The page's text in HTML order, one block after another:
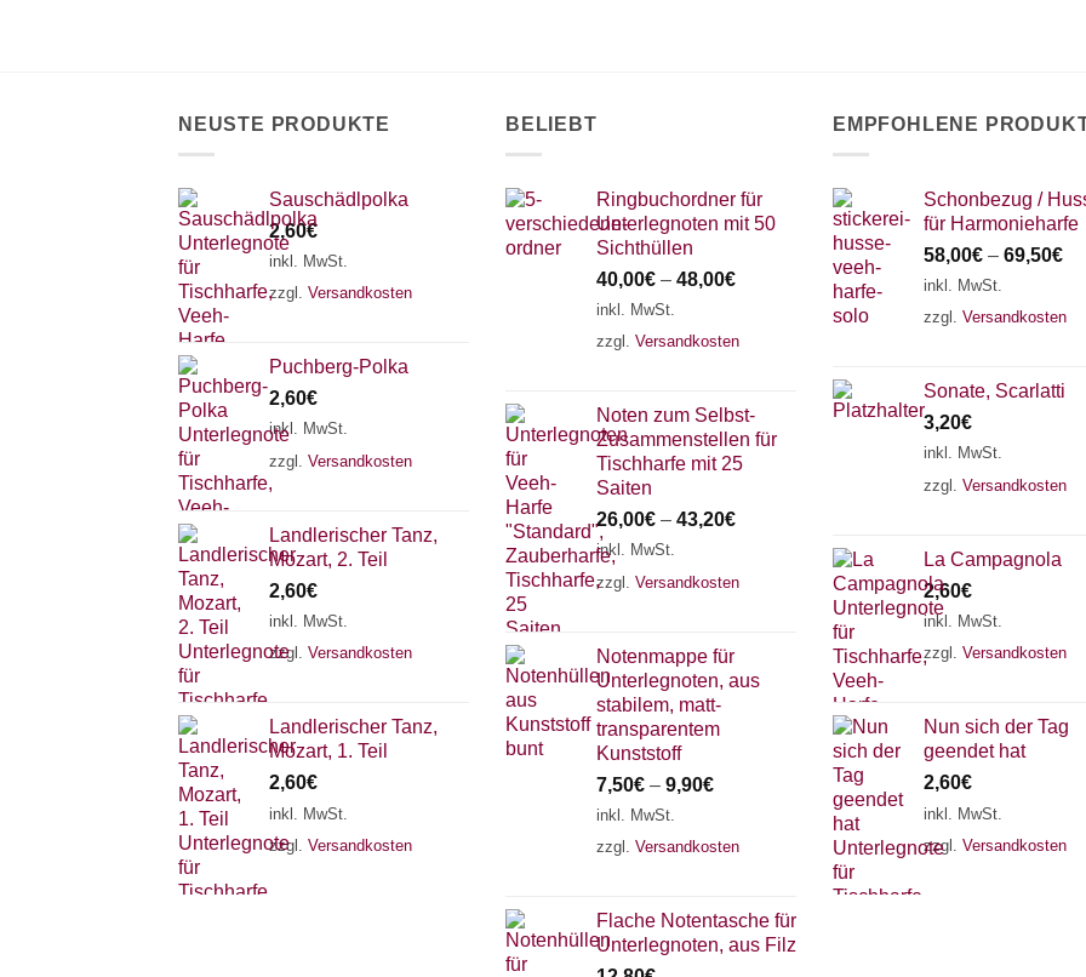
werden
werden
NEUSTE PRODUKTE
Sauschädlpolka
2,60€
inkl. MwSt.
zzgl. Versandkosten
Puchberg-Polka
2,60€
inkl. MwSt.
zzgl. Versandkosten
Landlerischer Tanz,
Mozart, 2. Teil
2,60€
inkl. MwSt.
zzgl. Versandkosten
Landlerischer Tanz,
Mozart, 1. Teil
2,60€
inkl. MwSt.
zzgl. Versandkosten
BELIEBT
Ringbuchordner für
Unterlegnoten mit 50
Sichthüllen
40,00€ – 48,00€
inkl. MwSt.
zzgl. Versandkosten
Noten zum Selbst-
Zusammenstellen für
Tischharfe mit 25
Saiten
26,00€ – 43,20€
inkl. MwSt.
zzgl. Versandkosten
Notenmappe für
Unterlegnoten, aus
stabilem, matt-
transparentem
Kunststoff
7,50€ – 9,90€
inkl. MwSt.
zzgl. Versandkosten
Flache Notentasche für
Unterlegnoten, aus Filz
EMPFOHLENE
Schonbezug /
für Harmonieharfe
58,00€ – 69,50€
inkl. MwSt.
zzgl. Versandkosten
Sonate, Scarlatti
3,20€
inkl. MwSt.
zzgl. Versandkosten
La Campagnola
2,60€
inkl. MwSt.
zzgl. Versandkosten
Nun sich der Tag
geendet hat
2,60€
inkl. MwSt.
zzgl. Versandkosten